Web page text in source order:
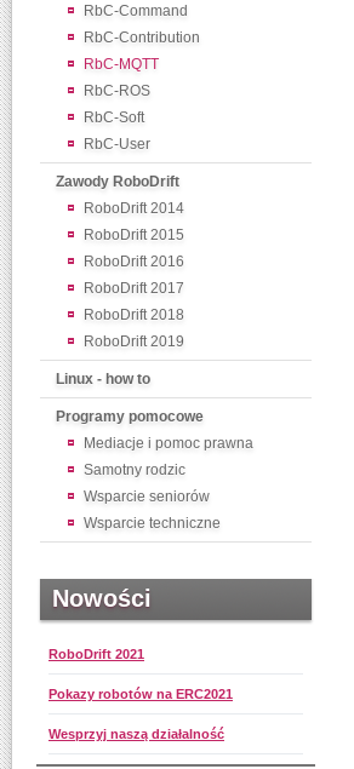
RbC-Command
RbC-Contribution
RbC-MQTT
RbC-ROS
RbC-Soft
RbC-User
Zawody RoboDrift
RoboDrift 2014
RoboDrift 2015
RoboDrift 2016
RoboDrift 2017
RoboDrift 2018
RoboDrift 2019
Linux - how to
Programy pomocowe
Mediacje i pomoc prawna
Samotny rodzic
Wsparcie seniorów
Wsparcie techniczne
Nowości
RoboDrift 2021
Pokazy robotów na ERC2021
Wesprzyj naszą działalność